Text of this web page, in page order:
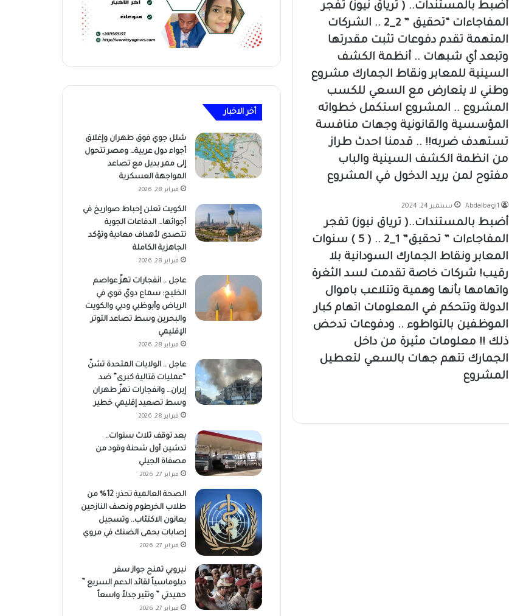
أضبط بالمستندات.. ( ترياق نيوز) تفجر
المفاجاءات “تحقيق ” 2_2 .. الشركات
المتهمة تقدم دفوعات تثبت مقدرتها
وتبعد أي شبهات .. أنظمة الكشف
السينية للمعابر ونقاط الجمارك مشروع
وطني لا يتعارض مع السعي للكسب
المشروع .. المشروع استكمل خطواته
المؤسسية والقانونية وجهات منافسة
تستهدف ضربه!! .. قدمنا احدث طراز
من انظمة الكشف السينية والباب
مفتوح لمن يريد الدخول في المشروع
Abdalbagi1 سبتمبر 24, 2024
أضبط بالمستندات..( ترياق نيوز) تفجر
المفاجاءات ” تحقيق” 1_2 .. ( 5 ) سنوات
المعابر ونقاط الجمارك السودانية بلا
رقيب! شركات خاصة تقدمت لسد الثغرة
واتهامها بأنها وهمية وتتلاعب باموال
الدولة وتتحكم في المعلومات اتهام كبار
الموظفين بالتواطوء .. ودفوعات تدحض
ذلك !! معلومات مثيرة من داخل
الجمارك تتهم جهات بالسعي لتعطيل
المشروع
أخر الاخبار
شلل جوي فوق طهران وإغلاق
أجواء دول عربية… ومصر تتحول
إلى ممر بديل مع تصاعد
المواجهة العسكرية
فبراير 28, 2026
الكويت تعلن إحباط صواريخ في
أجوائها… الدفاعات الجوية
تتصدى لأهداف معادية وتؤكد
الجاهزية الكاملة
فبراير 28, 2026
عاجل .. انفجارات تهزّ عواصم
الخليج: سماع دويّ قوي في
الرياض وأبوظبي ودبي والكويت
والبحرين وسط تصاعد التوتر
الإقليمي
فبراير 28, 2026
عاجل .. الولايات المتحدة تشنّ
“عمليات قتالية كبرى” ضد
إيران… وانفجارات تهزّ طهران
وسط تصعيد إقليمي خطير
فبراير 28, 2026
بعد توقف ثلاث سنوات..
تدشين أول شحنة وقود من
مصفاة الجيلي
فبراير 27, 2026
الصحة العالمية تحذر: 12% من
طلاب الخرطوم ونصف النازحين
يعانون الاكتئاب.. وتسجيل
إصابات بحمى الضنك في مروي
فبراير 27, 2026
نيروبي تمنح جواز سفر
دبلوماسياً لقائد الدعم السريع ”
حميدتي ” وتثير جدلاً واسعاً
فبراير 27, 2026